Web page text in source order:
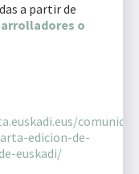
a partir de
o
edicion-de-
euskadi/